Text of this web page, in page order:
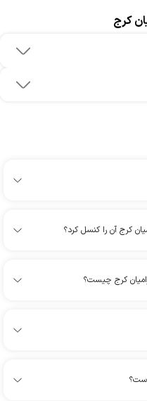
کرج
کرج آن را کنسل کرد؟
کرج چیست؟